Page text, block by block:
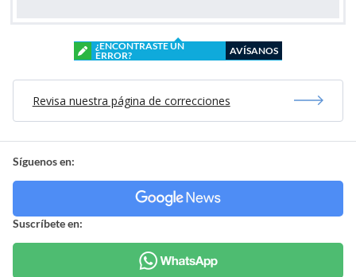
¿ENCONTRASTE UN
ERROR?
AVÍSANOS
Revisa nuestra página de correcciones
Síguenos en:
Suscríbete en: